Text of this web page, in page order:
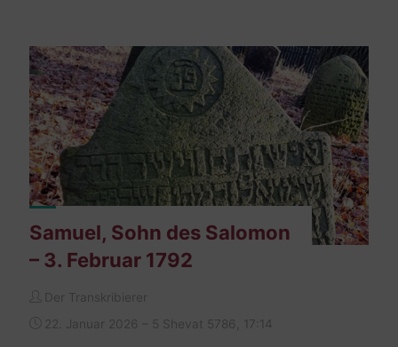
August
1807"
Samuel, Sohn des Salomon
– 3. Februar 1792
Der Transkribierer
22. Januar 2026 – 5 Shevat 5786, 17:14